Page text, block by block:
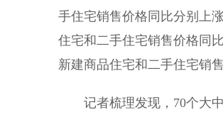
手住宅销售价格同比分别上
住宅和二手住宅销售价格同
新建商品住宅和二手住宅销
记者梳理发现，70个大